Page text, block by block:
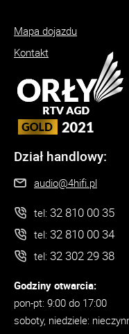
Mapa dojazdu
Kontakt
Dział handlowy:
audio@4hifi.pl
tel: 32 810 00 35
tel: 32 810 00 34
tel: 32 302 29 38
Godziny otwarcia:
pon-pt: 9:00 do 17:00
soboty, niedziele: